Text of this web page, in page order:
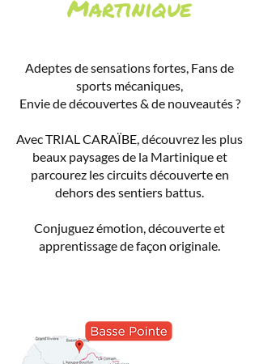
Martinique
Adeptes de sensations fortes, Fans de
sports mécaniques,
Envie de découvertes & de nouveautés ?
Avec TRIAL CARAÏBE, découvrez les plus
beaux paysages de la Martinique et
parcourez les circuits découverte en
dehors des sentiers battus.
Conjuguez émotion, découverte et
apprentissage de façon originale.